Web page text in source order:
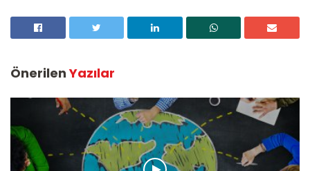
ÖnerilenYazılar